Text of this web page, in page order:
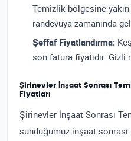
Temizlik bölgesine
randevuya zamanında
Şeffaf Fiyatlandırma:
son fatura fiyatıdır. Gizli
Şirinevler İnşaat Sonrası
Fiyatları
Şirinevler İnşaat Sonrası
sunduğumuz inşaat